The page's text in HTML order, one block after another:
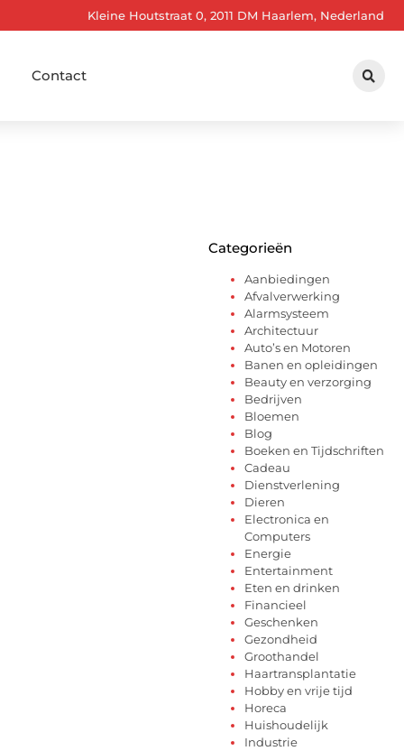
Kleine Houtstraat 0, 2011 DM Haarlem, Nederland
Contact
Categorieën
Aanbiedingen
Afvalverwerking
Alarmsysteem
Architectuur
Auto’s en Motoren
Banen en opleidingen
Beauty en verzorging
Bedrijven
Bloemen
Blog
Boeken en Tijdschriften
Cadeau
Dienstverlening
Dieren
Electronica en
Computers
Energie
Entertainment
Eten en drinken
Financieel
Geschenken
Gezondheid
Groothandel
Haartransplantatie
Hobby en vrije tijd
Horeca
Huishoudelijk
Industrie